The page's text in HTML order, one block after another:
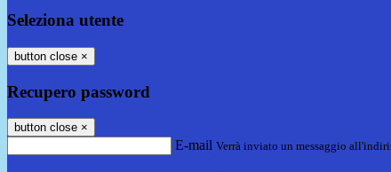
Seleziona utente
button close ×
Recupero password
button close ×
E-mail Verrà inviato un messaggio